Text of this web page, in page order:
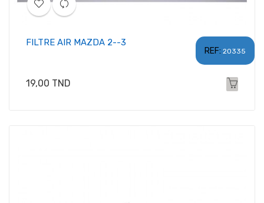
REF: 20335
FILTRE AIR MAZDA 2--3
Prix
19,00 TND